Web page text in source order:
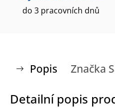
do 3 pracovních dnů
Popis Značka
Detailní popis